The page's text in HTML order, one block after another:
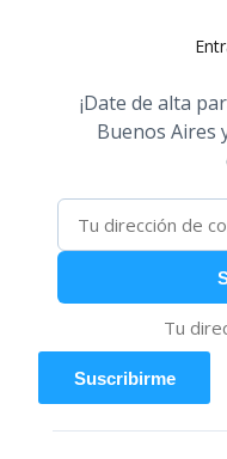
¡Date de alta
Buenos Aires
Suscribirme